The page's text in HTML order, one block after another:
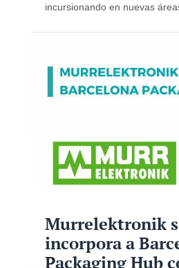
incursionando en nuevas
Murrelektronik
incorpora a
Packaging Hub